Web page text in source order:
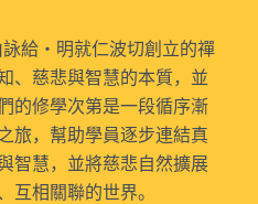
給・明就仁波切創立的禪
、慈悲與智慧的本質，並
的修學次第是一段循序漸
旅，幫助學員逐步連結真
智慧，並將慈悲自然擴展
互相關聯的世界。